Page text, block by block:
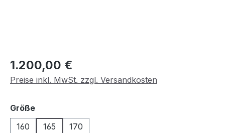
Regulärer Preis:
1.200,00 €
Preise inkl. MwSt. zzgl. Versandkosten
Größeauswählen
160
165 170